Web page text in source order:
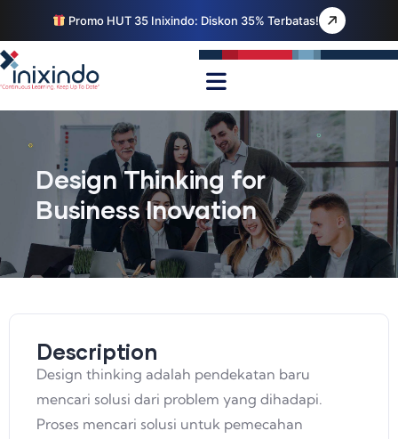
Promo HUT 35 Inixindo: Diskon 35% Terbatas!
Design Thinking for
Business Inovation
Description
Design thinking adalah pendekatan baru
mencari solusi dari problem yang dihadapi.
Proses mencari solusi untuk pemecahan